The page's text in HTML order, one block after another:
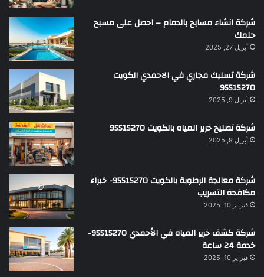
شركة انشاء مسابح بالدمام – احصل على مسبح
حلمك
أبريل 27, 2025
شركة تسليك مجاري في الاحمدي الكويت
95515270
أبريل 9, 2025
شركة تصليح خرير المياه بالكويت 95515270
أبريل 9, 2025
شركة معالجة الرطوبة بالكويت 95515270- خبراء
مكافحة التسريب
فبراير 10, 2025
شركة كشف خرير المياه في الأحمدي 95515270-
خدمة 24 ساعة
فبراير 10, 2025